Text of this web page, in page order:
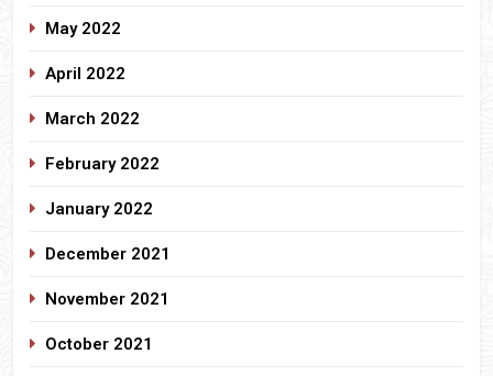
May 2022
April 2022
March 2022
February 2022
January 2022
December 2021
November 2021
October 2021